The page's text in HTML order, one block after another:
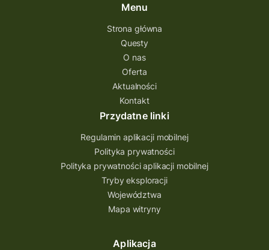
Menu
Strona główna
Questy
O nas
Oferta
Aktualności
Kontakt
Przydatne linki
Regulamin aplikacji mobilnej
Polityka prywatności
Polityka prywatności aplikacji mobilnej
Tryby eksploracji
Województwa
Mapa witryny
Aplikacja